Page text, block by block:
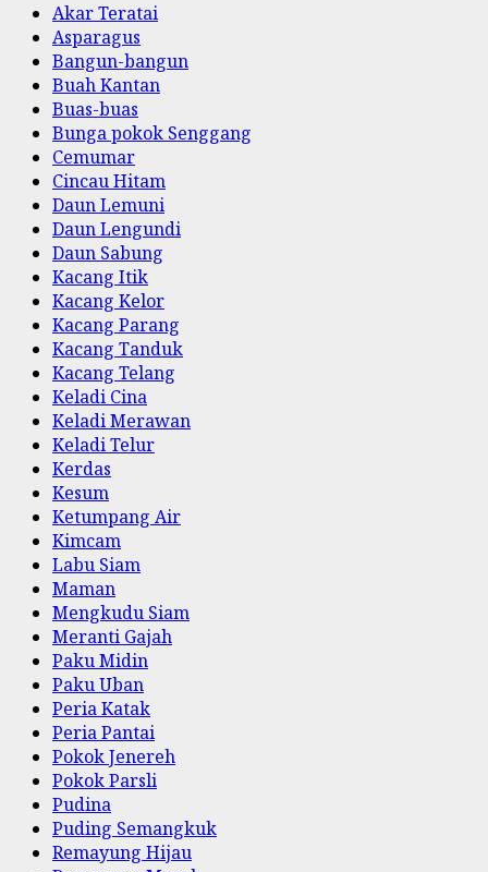
Akar Teratai
Asparagus
Bangun-bangun
Buah Kantan
Buas-buas
Bunga pokok Senggang
Cemumar
Cincau Hitam
Daun Lemuni
Daun Lengundi
Daun Sabung
Kacang Itik
Kacang Kelor
Kacang Parang
Kacang Tanduk
Kacang Telang
Keladi Cina
Keladi Merawan
Keladi Telur
Kerdas
Kesum
Ketumpang Air
Kimcam
Labu Siam
Maman
Mengkudu Siam
Meranti Gajah
Paku Midin
Paku Uban
Peria Katak
Peria Pantai
Pokok Jenereh
Pokok Parsli
Pudina
Puding Semangkuk
Remayung Hijau